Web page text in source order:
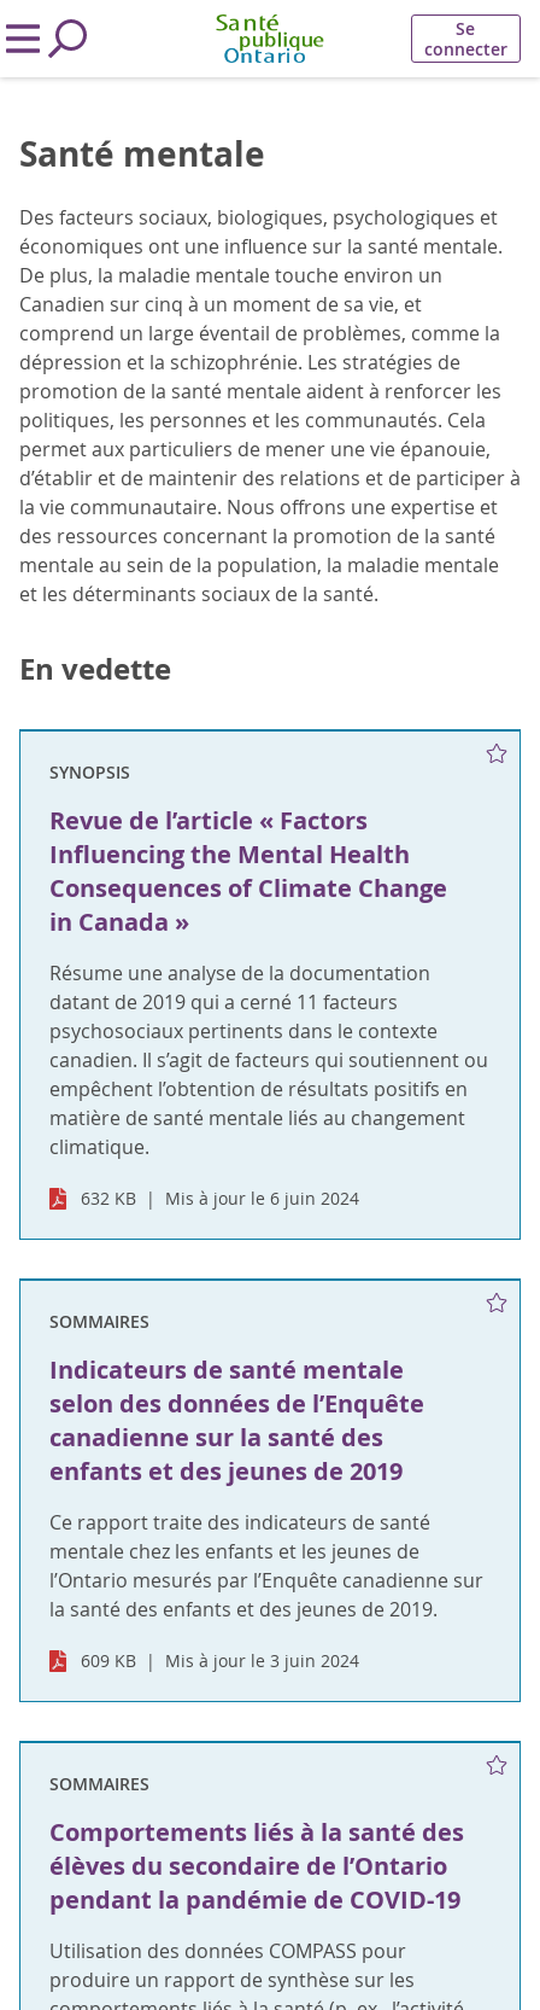
Se
connecter
Santé mentale
Des facteurs sociaux, biologiques, psychologiques et
économiques ont une influence sur la santé mentale.
De plus, la maladie mentale touche environ un
Canadien sur cinq à un moment de sa vie, et
comprend un large éventail de problèmes, comme la
dépression et la schizophrénie. Les stratégies de
promotion de la santé mentale aident à renforcer les
politiques, les personnes et les communautés. Cela
permet aux particuliers de mener une vie épanouie,
d’établir et de maintenir des relations et de participer à
la vie communautaire. Nous offrons une expertise et
des ressources concernant la promotion de la santé
mentale au sein de la population, la maladie mentale
et les déterminants sociaux de la santé.
En vedette
SYNOPSIS
Revue de l’article « Factors
Influencing the Mental Health
Consequences of Climate Change
in Canada »
Résume une analyse de la documentation
datant de 2019 qui a cerné 11 facteurs
psychosociaux pertinents dans le contexte
canadien. Il s’agit de facteurs qui soutiennent ou
empêchent l’obtention de résultats positifs en
matière de santé mentale liés au changement
climatique.
632 KB Mis à jour le 6 juin 2024
SOMMAIRES
Indicateurs de santé mentale
selon des données de l’Enquête
canadienne sur la santé des
enfants et des jeunes de 2019
Ce rapport traite des indicateurs de santé
mentale chez les enfants et les jeunes de
l’Ontario mesurés par l’Enquête canadienne sur
la santé des enfants et des jeunes de 2019.
609 KB Mis à jour le 3 juin 2024
SOMMAIRES
Comportements liés à la santé des
élèves du secondaire de l’Ontario
pendant la pandémie de COVID-19
Utilisation des données COMPASS pour
produire un rapport de synthèse sur les